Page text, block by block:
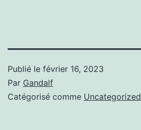
Publié le février 16, 2023
Par Gandalf
Catégorisé comme Uncategorized